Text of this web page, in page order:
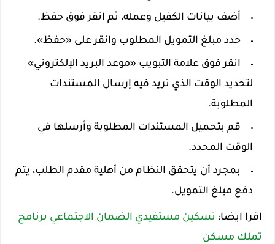
أضف بيانات الكفيل وعمله، ثم انقر فوق حفظ.
حدد مبلغ التمويل المطلوب وانقر على «حفظ».
انقر فوق علامة التبويب «موعد البريد الإلكتروني»
لتحديد الوقت الذي تريد فيه إرسال المستندات
المطلوبة.
قم بتحميل المستندات المطلوبة وأرسلها في
الوقت المحدد.
بمجرد أن يتحقق النظام من أهلية مقدم الطلب، يتم
دفع مبلغ التمويل.
اقرا ايضا: تسكين مستفيدي الضمان الاجتماعي برنامج
تملك مسكن